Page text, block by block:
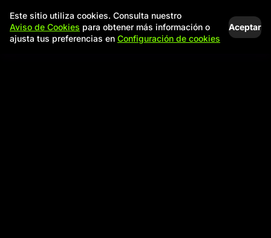
Este sitio utiliza cookies. Consulta nuestro
Aviso de Cookies para obtener más información o
ajusta tus preferencias en Configuración de cookies
Aceptar